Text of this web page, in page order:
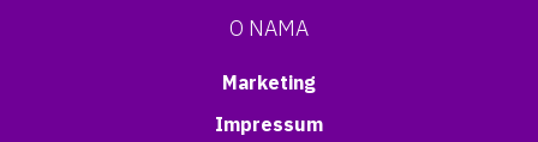
O NAMA
Marketing
Impressum